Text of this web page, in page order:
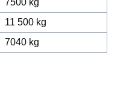
11 500 kg
7040 kg